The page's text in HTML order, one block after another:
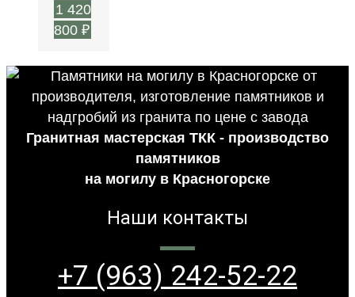
1 420
800 ₽
Гранитная мастерская ТКК - производство
памятников
на могилу в Красногорске
Наши контакты
+7 (963) 242-52-22